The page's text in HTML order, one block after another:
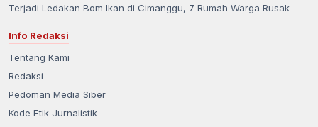
Terjadi Ledakan Bom Ikan di Cimanggu, 7 Rumah Warga Rusak
Info Redaksi
Tentang Kami
Redaksi
Pedoman Media Siber
Kode Etik Jurnalistik